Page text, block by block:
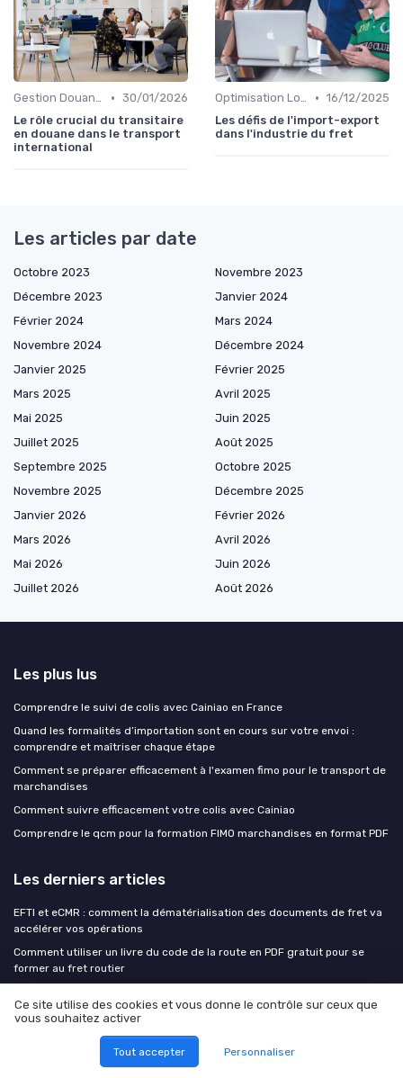
Gestion Douanière • 30/01/2026
Le rôle crucial du transitaire
en douane dans le transport
international
Optimisation Logistique • 16/12/2025
Les défis de l'import-export
dans l'industrie du fret
Les articles par date
Octobre 2023
Novembre 2023
Décembre 2023
Janvier 2024
Février 2024
Mars 2024
Novembre 2024
Décembre 2024
Janvier 2025
Février 2025
Mars 2025
Avril 2025
Mai 2025
Juin 2025
Juillet 2025
Août 2025
Septembre 2025
Octobre 2025
Novembre 2025
Décembre 2025
Janvier 2026
Février 2026
Mars 2026
Avril 2026
Mai 2026
Juin 2026
Juillet 2026
Août 2026
Les plus lus
Comprendre le suivi de colis avec Cainiao en France
Quand les formalités d’importation sont en cours sur votre envoi :
comprendre et maîtriser chaque étape
Comment se préparer efficacement à l'examen fimo pour le transport de
marchandises
Comment suivre efficacement votre colis avec Cainiao
Comprendre le qcm pour la formation FIMO marchandises en format PDF
Les derniers articles
EFTI et eCMR : comment la dématérialisation des documents de fret va
accélérer vos opérations
Comment utiliser un livre du code de la route en PDF gratuit pour se
former au fret routier
donneur d'ordre et le transporteur
l'entreposage classique
Comment le code barre pays 8 transforme la traçabilité du fret
Ce site utilise des cookies et vous donne le contrôle sur ceux que
vous souhaitez activer
Tout accepter Personnaliser